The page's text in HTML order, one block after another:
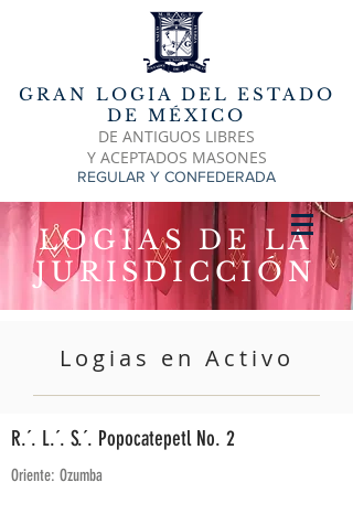
GRAN LOGIA DEL ESTADO
DE MÉXICO
DE ANTIGUOS LIBRES
Y ACEPTADOS MASONES
REGULAR Y CONFEDERADA
LOGIAS DE LA
JURISDICCIÓN
Logias en Activo
R.´. L.´. S.´. Popocatepetl No. 2
Oriente: Ozumba